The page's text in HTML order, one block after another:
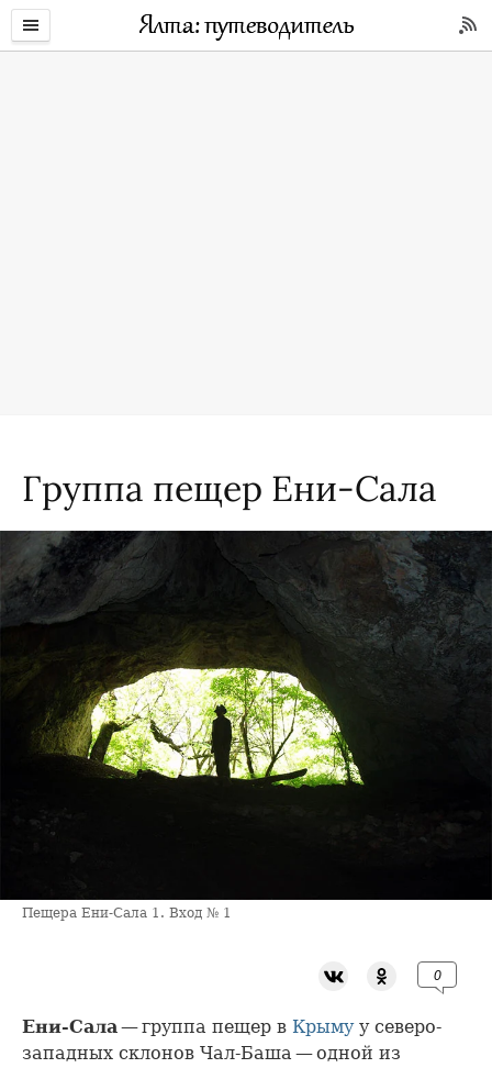
Группа пещер Ени-Сала
Пещера Ени-Сала 1. Вход № 1
0
Ени-Сала— группа пещер в Крымуу северо-
западных склонов Чал-Баша — одной из